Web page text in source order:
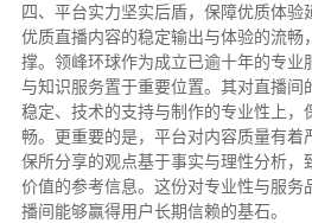
四、平台实力坚实后盾，保障优质体验
优质直播内容的稳定输出与体验的流畅
撑。领峰环球作为成立已逾十年的专业
与知识服务置于重要位置。其对直播间
稳定、技术的支持与制作的专业性上，
畅。更重要的是，平台对内容质量有着
保所分享的观点基于事实与理性分析，
价值的参考信息。这份对专业性与服务
播间能够赢得用户长期信赖的基石。